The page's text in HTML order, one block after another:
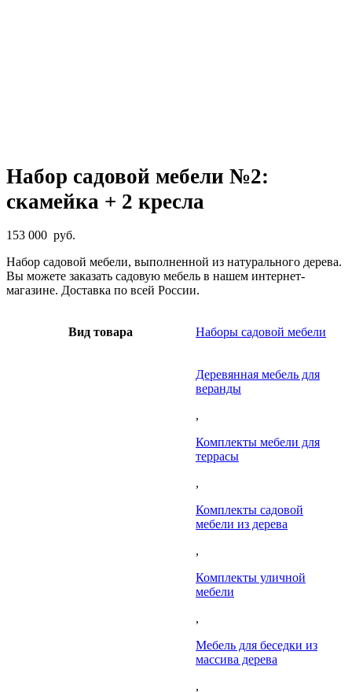
Набор садовой мебели №2:
скамейка + 2 кресла
153 000 руб.
Набор садовой мебели, выполненной из натурального дерева.
Вы можете заказать садовую мебель в нашем интернет-
магазине. Доставка по всей России.
Вид товара Наборы садовой мебели
Деревянная мебель для
веранды
,
Комплекты мебели для
террасы
,
Комплекты садовой
мебели из дерева
,
Комплекты уличной
мебели
,
Мебель для беседки из
массива дерева
,